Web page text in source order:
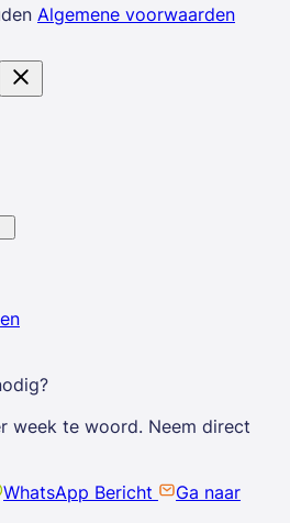
Algemene voorwaarden
week te woord. Neem direct
WhatsApp Bericht
Ga naar